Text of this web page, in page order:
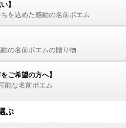
】
を込めた感動の名前ポエム
の名前ポエムの贈り物
ご希望の方へ】
能な名前ポエム
ぶ